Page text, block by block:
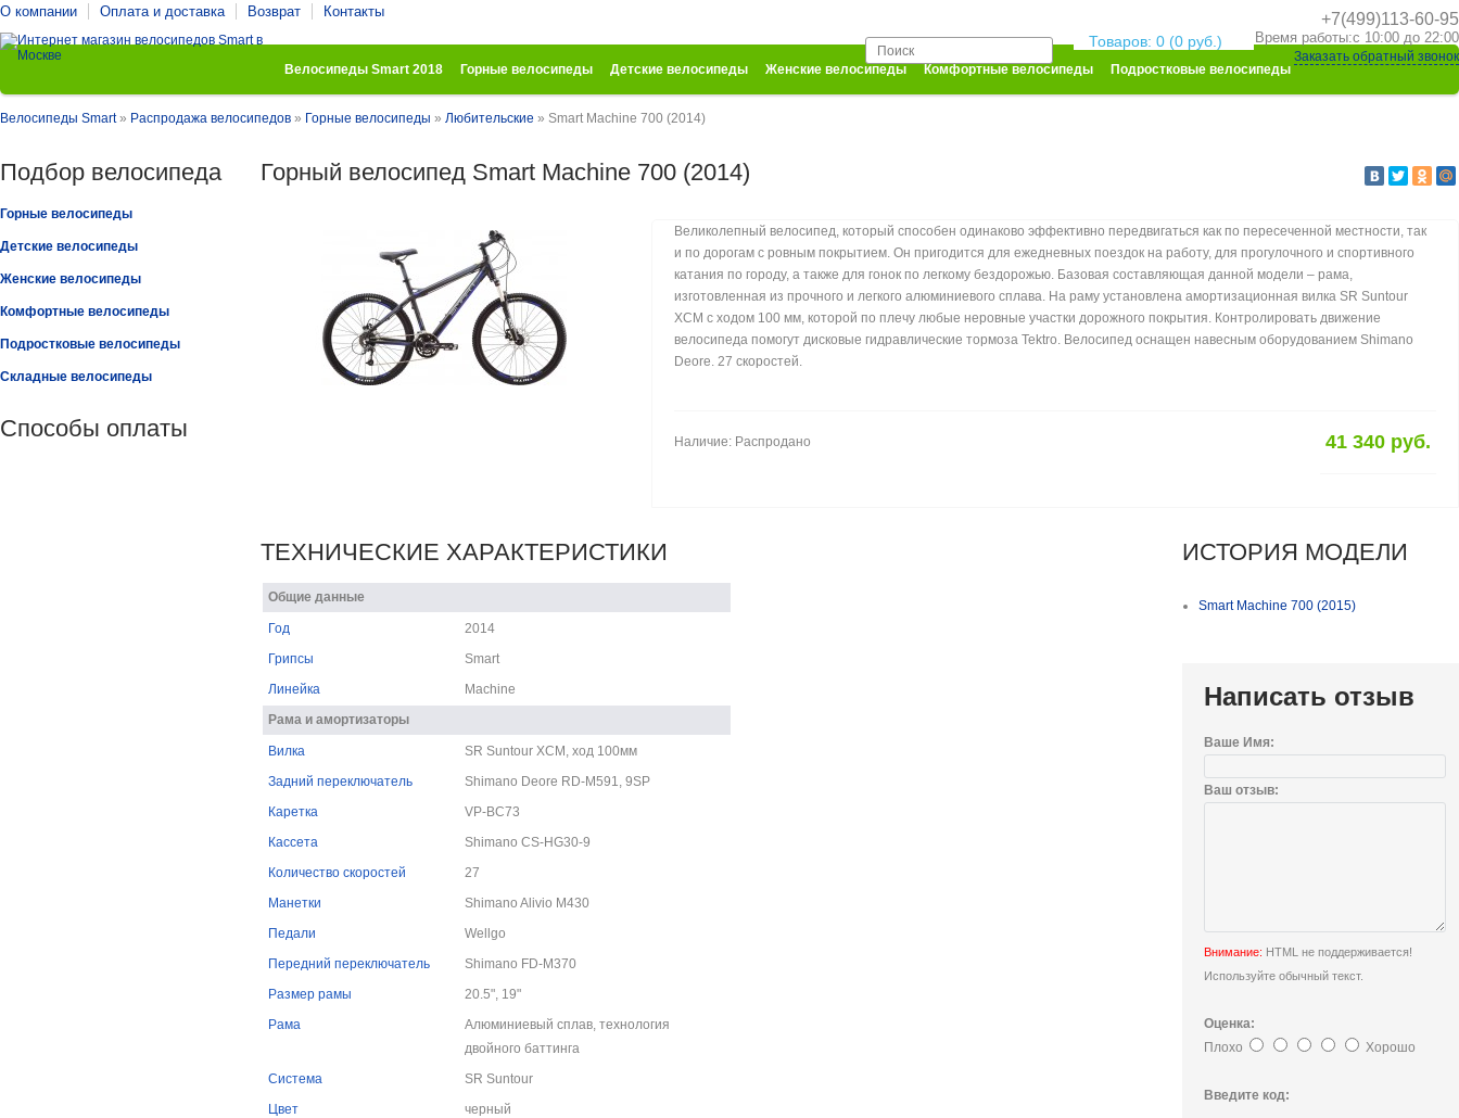
О компании Оплата и доставка Возврат Контакты
Товаров: 0 (0 руб.)
+7(499)113-60-95
Время работы:с 10:00 до 22:00
Заказать обратный звонок
Велосипеды Smart 2018
Горные велосипеды Детские велосипеды Женские велосипеды Комфортные велосипеды Подростковые велосипеды
Велосипеды Smart» Распродажа велосипедов » Горные велосипеды » Любительские » Smart Machine 700 (2014)
Подбор велосипеда
Горные велосипеды
Детские велосипеды
Женские велосипеды
Комфортные велосипеды
Подростковые велосипеды
Складные велосипеды
Способы оплаты
Горный велосипед Smart Machine 700 (2014)
Великолепный велосипед, который способен одинаково эффективно передвигаться как по пересеченной местности, так
и по дорогам с ровным покрытием. Он пригодится для ежедневных поездок на работу, для прогулочного и спортивного
катания по городу, а также для гонок по легкому бездорожью. Базовая составляющая данной модели – рама,
изготовленная из прочного и легкого алюминиевого сплава. На раму установлена амортизационная вилка SR Suntour
XCM с ходом 100 мм, которой по плечу любые неровные участки дорожного покрытия. Контролировать движение
велосипеда помогут дисковые гидравлические тормоза Tektro. Велосипед оснащен навесным оборудованием Shimano
Deore. 27 скоростей.
Наличие: Распродано 41 340 руб.
ТЕХНИЧЕСКИЕ ХАРАКТЕРИСТИКИ
Общие данные
Год
2014
Грипсы
Smart
Линейка
Machine
Рама и амортизаторы
Вилка
SR Suntour XCM, ход 100мм
Задний переключатель
Shimano Deore RD-M591, 9SP
Каретка
VP-BC73
Кассета
Shimano CS-HG30-9
Количество скоростей
27
Манетки
Shimano Alivio M430
Педали
Wellgo
Передний переключатель
Shimano FD-M370
Размер рамы
20.5", 19"
Рама
Алюминиевый сплав, технология
двойного баттинга
Система
SR Suntour
Цвет
черный
ИСТОРИЯ МОДЕЛИ
Smart Machine 700 (2015)
Написать отзыв
Ваше Имя:
Ваш отзыв:
Внимание: HTML не поддерживается!
Используйте обычный текст.
Оценка:
Плохо
Хорошо
Введите код: